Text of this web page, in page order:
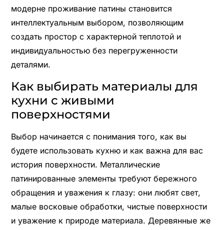
модерне проживание патины становится
интеллектуальным выбором, позволяющим
создать простор с характерной теплотой и
индивидуальностью без перегруженности
деталями.
Как выбирать материалы для
кухни с живыми
поверхностями
Выбор начинается с понимания того, как вы
будете использовать кухню и как важна для вас
история поверхности. Металлические
патинированные элементы требуют бережного
обращения и уважения к глазу: они любят свет,
малые восковые обработки, чистые поверхности
и уважение к природе материала. Деревянные же